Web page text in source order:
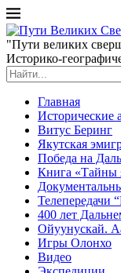
"Пути великих
Историко-
Главная
Исторические
Витус Беринг
Якутская
Победа на
Книга «Тайны
Телепередачи
400 лет
Ойуунускай.
Игры Олонхо
Видео